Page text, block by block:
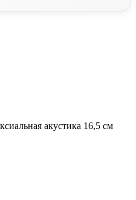
акустика 16,5 см